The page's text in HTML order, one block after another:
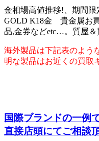
金相場高値推移!、期間限
GOLD K18金 貴金属お
品,金券などetc…。質屋＆
海外製品は下記表のよう
明な製品はお近くの買取
国際ブランドの一例
直接店頭にてご相談